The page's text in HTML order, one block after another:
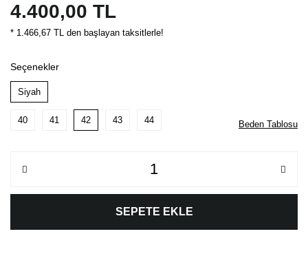
4.400,00 TL
* 1.466,67 TL den başlayan taksitlerle!
Seçenekler
Siyah
40 41 42 43 44 Beden Tablosu
SEPETE EKLE